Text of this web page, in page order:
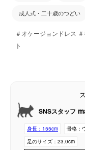
成人式・二十歳のつどい
＃オケージョンドレス
ト
SNSスタッフ
身長： 155cm 骨格：
足のサイズ： 23.0cm